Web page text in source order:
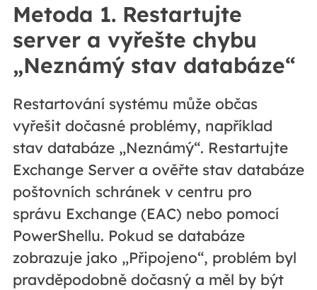
Metoda 1. Restartujte
server a vyřešte chybu
„Neznámý stav databáze“
Restartování systému může občas
vyřešit dočasné problémy, například
stav databáze „Neznámý“. Restartujte
Exchange Server a ověřte stav databáze
poštovních schránek v centru pro
správu Exchange (EAC) nebo pomocí
PowerShellu. Pokud se databáze
zobrazuje jako „Připojeno“, problém byl
pravděpodobně dočasný a měl by být